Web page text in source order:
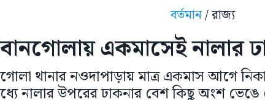
বর্তমান/ রাজ্য
একমাসেই নালার
থানার নওদাপাড়ায় মাত্র একমাস আগে
নালার উপরের ঢাকনার বেশ কিছু অংশ ভেঙে